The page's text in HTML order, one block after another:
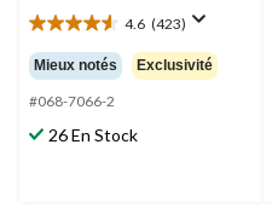
4.6 (423)
4.6
étoile(s)
sur
5.
423
évaluations
Mieux notés Exclusivité
#068-7066-2
26 En Stock